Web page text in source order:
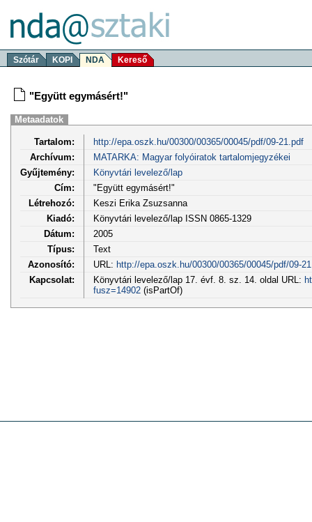
Szótár KOPI NDA Kereső
"Együtt egymásért!"
Metaadatok
Tartalom:
http://epa.oszk.hu/00300/00365/00045/pdf/09-21.pdf
Archívum:
MATARKA: Magyar folyóiratok tartalomjegyzékei
Gyűjtemény:
Könyvtári levelező/lap
Cím:
"Együtt egymásért!"
Létrehozó:
Keszi Erika Zsuzsanna
Kiadó:
Könyvtári levelező/lap ISSN 0865-1329
Dátum:
2005
Típus:
Text
Azonosító:
URL: http://epa.oszk.hu/00300/00365/00045/pdf/09-
Kapcsolat:
Könyvtári levelező/lap 17. évf. 8. sz. 14. oldal URL:
fusz=14902(isPartOf)